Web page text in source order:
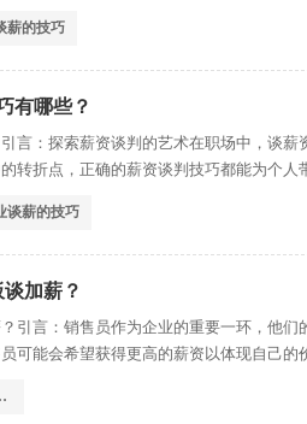
通过调查研究，你可以更好地评估自己的
薪的技巧
有哪些？
言：探索薪资谈判的艺术在职场中，谈
转折点，正确的薪资谈判技巧都能为个人
。首先，了解市场行情是必不可少的。通
谈薪的技巧
加薪？
引言：销售员作为企业的重要一环，他
可能会希望获得更高的薪资以体现自己的
您需要对自己的工作表现进行全面的评估
复感谢